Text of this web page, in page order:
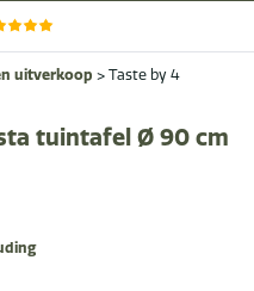
uitverkoop > Taste by 4
tuintafel Ø 90 cm